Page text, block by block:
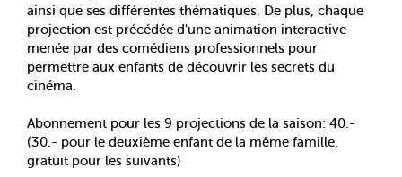
ainsi que ses différentes thématiques. De plus, chaque
projection est précédée d'une animation interactive
menée par des comédiens professionnels pour
permettre aux enfants de découvrir les secrets du
cinéma.
Abonnement pour les 9 projections de la saison: 40.-
(30.- pour le deuxième enfant de la même famille,
gratuit pour les suivants)